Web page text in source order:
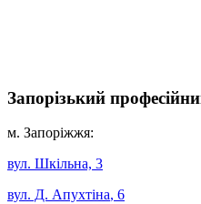
Запорізький
м. Запоріжжя:
вул. Шкільна, 3
вул. Д. Апухтіна, 6